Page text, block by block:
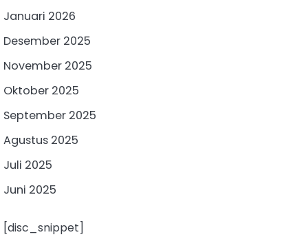
Januari 2026
Desember 2025
November 2025
Oktober 2025
September 2025
Agustus 2025
Juli 2025
Juni 2025
[disc_snippet]